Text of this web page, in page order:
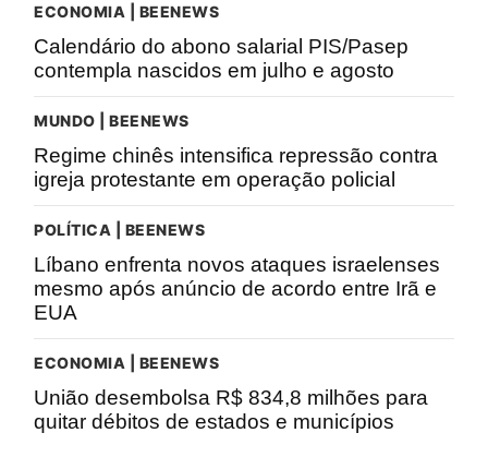
ECONOMIA | BEENEWS
Calendário do abono salarial PIS/Pasep
contempla nascidos em julho e agosto
MUNDO | BEENEWS
Regime chinês intensifica repressão contra
igreja protestante em operação policial
POLÍTICA | BEENEWS
Líbano enfrenta novos ataques israelenses
mesmo após anúncio de acordo entre Irã e
EUA
ECONOMIA | BEENEWS
União desembolsa R$ 834,8 milhões para
quitar débitos de estados e municípios